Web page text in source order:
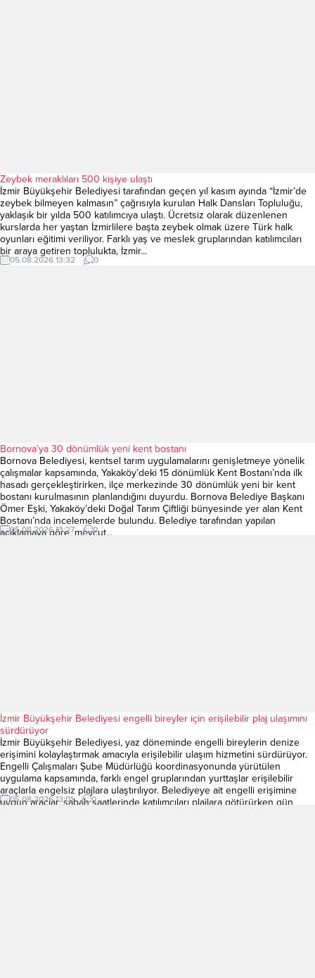
Zeybek meraklıları 500 kişiye ulaştı
İzmir Büyükşehir Belediyesi tarafından geçen yıl kasım ayında “İzmir’de
zeybek bilmeyen kalmasın” çağrısıyla kurulan Halk Dansları Topluluğu,
yaklaşık bir yılda 500 katılımcıya ulaştı. Ücretsiz olarak düzenlenen
kurslarda her yaştan İzmirlilere başta zeybek olmak üzere Türk halk
oyunları eğitimi veriliyor. Farklı yaş ve meslek gruplarından katılımcıları
bir araya getiren toplulukta, İzmir...
05.08.2026 13:32 0
Bornova’ya 30 dönümlük yeni kent bostanı
Bornova Belediyesi, kentsel tarım uygulamalarını genişletmeye yönelik
çalışmalar kapsamında, Yakaköy’deki 15 dönümlük Kent Bostanı’nda ilk
hasadı gerçekleştirirken, ilçe merkezinde 30 dönümlük yeni bir kent
bostanı kurulmasının planlandığını duyurdu. Bornova Belediye Başkanı
Ömer Eşki, Yakaköy’deki Doğal Tarım Çiftliği bünyesinde yer alan Kent
Bostanı’nda incelemelerde bulundu. Belediye tarafından yapılan
açıklamaya göre, mevcut...
05.08.2026 13:27 0
İzmir Büyükşehir Belediyesi engelli bireyler için erişilebilir plaj ulaşımını
sürdürüyor
İzmir Büyükşehir Belediyesi, yaz döneminde engelli bireylerin denize
erişimini kolaylaştırmak amacıyla erişilebilir ulaşım hizmetini sürdürüyor.
Engelli Çalışmaları Şube Müdürlüğü koordinasyonunda yürütülen
uygulama kapsamında, farklı engel gruplarından yurttaşlar erişilebilir
araçlarla engelsiz plajlara ulaştırılıyor. Belediyeye ait engelli erişimine
uygun araçlar, sabah saatlerinde katılımcıları plajlara götürürken gün
05.08.2026 13:01 0